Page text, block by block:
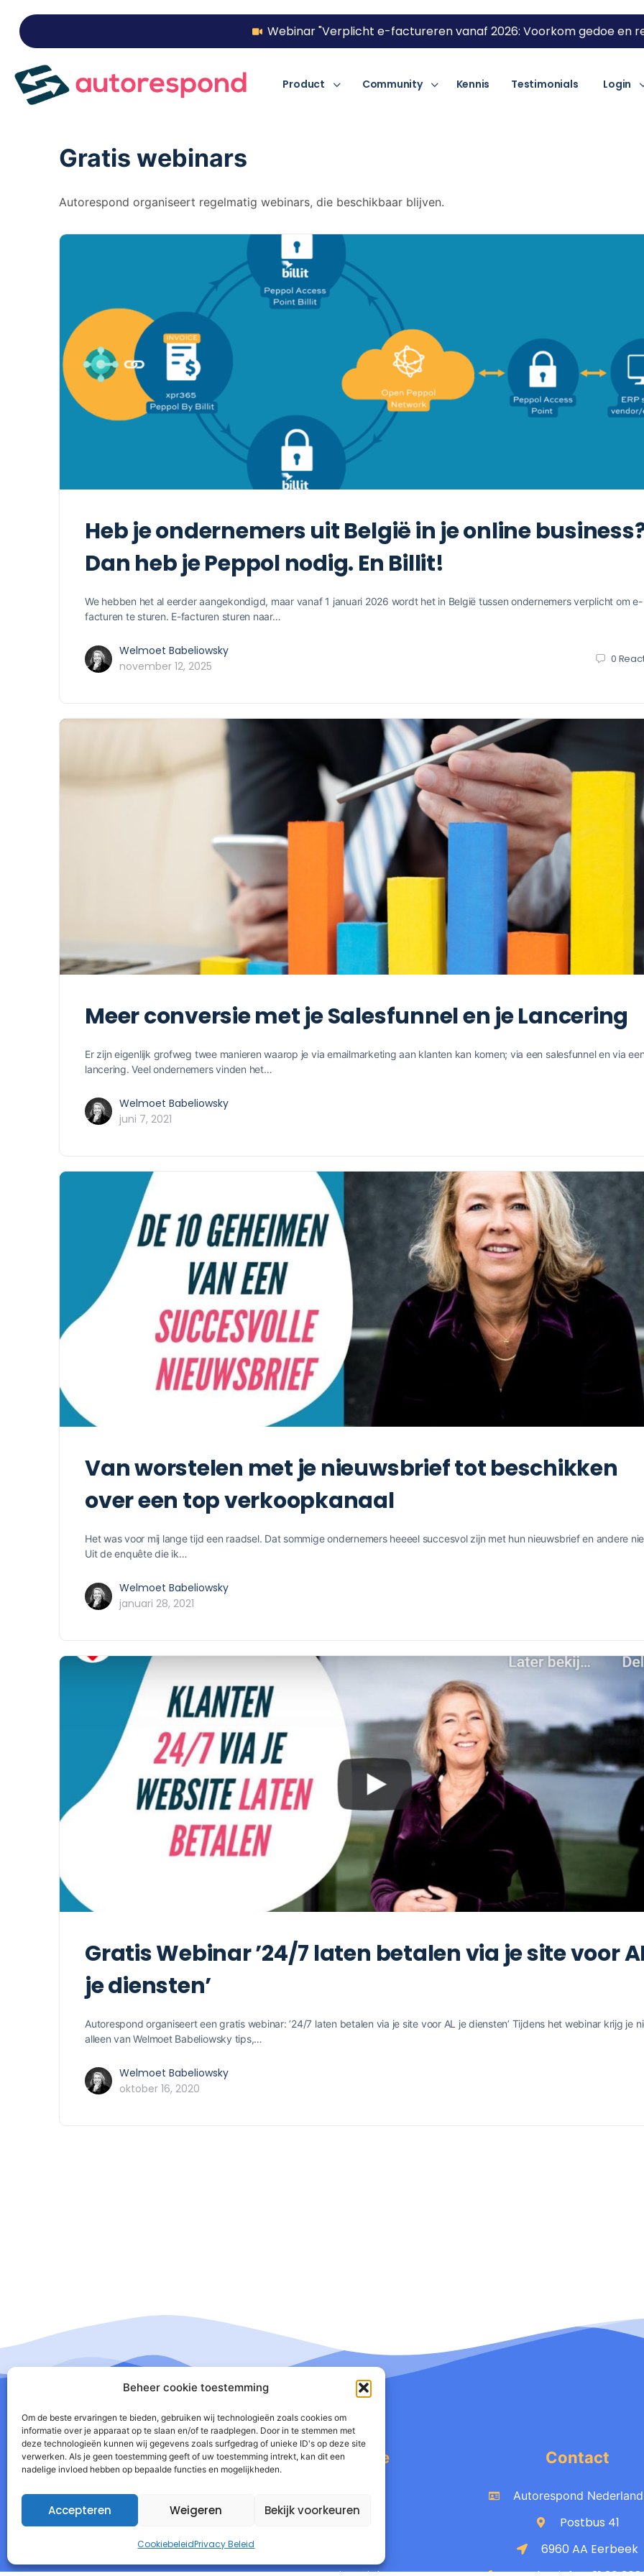
Beheer cookie toestemming
Om de beste ervaringen te bieden, gebruiken wij technologieën zoals cookies om
informatie over je apparaat op te slaan en/of te raadplegen. Door in te stemmen met
deze technologieën kunnen wij gegevens zoals surfgedrag of unieke ID's op deze site
verwerken. Als je geen toestemming geeft of uw toestemming intrekt, kan dit een
nadelige invloed hebben op bepaalde functies en mogelijkheden.
Accepteren Weigeren Bekijk voorkeuren
CookiebeleidPrivacy Beleid
Webinar "Verplicht e-factureren vanaf 2026: Voorkom gedoe en
Product Community Kennis Testimonials Login
Gratis webinars
Autorespond organiseert regelmatig webinars, die beschikbaar blijven.
Heb je ondernemers uit België in je online
Dan heb je Peppol nodig. En Billit!
We hebben het al eerder aangekondigd, maar vanaf 1 januari 2026 wordt het in België tussen ondernemers verplicht om e-
facturen te sturen. E-facturen sturen naar…
Welmoet Babeliowsky
november 12, 2025
0
Meer conversie met je Salesfunnel en je Lancering
Er zijn eigenlijk grofweg twee manieren waarop je via emailmarketing aan klanten kan komen; via een salesfunnel en via
lancering. Veel ondernemers vinden het…
Welmoet Babeliowsky
juni 7, 2021
Van worstelen met je nieuwsbrief tot beschikken
over een top verkoopkanaal
Het was voor mij lange tijd een raadsel. Dat sommige ondernemers heeeel succesvol zijn met hun nieuwsbrief en andere
Uit de enquête die ik…
Welmoet Babeliowsky
januari 28, 2021
Gratis Webinar ’24/7 laten betalen via je site voor
je diensten’
Autorespond organiseert een gratis webinar: ’24/7 laten betalen via je site voor AL je diensten’ Tijdens het webinar krijg je
alleen van Welmoet Babeliowsky tips,…
Welmoet Babeliowsky
oktober 16, 2020
Informatie Contact
Autorespond Nederland
Postbus 41
6960 AA Eerbeek